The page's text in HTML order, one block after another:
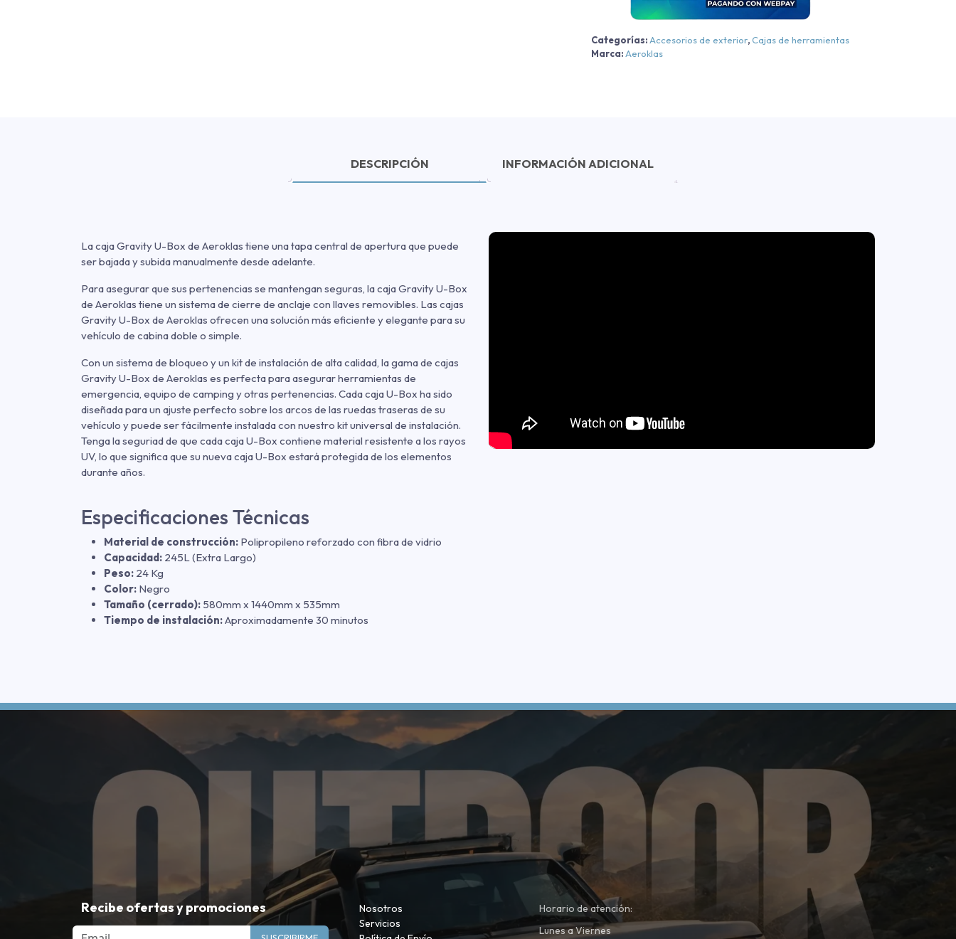
2021-
cantidad
Categorías: Accesorios de exterior,Cajas de herramientas
Marca: Aeroklas
DESCRIPCIÓN INFORMACIÓN ADICIONAL
La caja Gravity U-Box de Aeroklas tiene una tapa central de apertura que puede
ser bajada y subida manualmente desde adelante.
Para asegurar que sus pertenencias se mantengan seguras, la caja Gravity U-Box
de Aeroklas tiene un sistema de cierre de anclaje con llaves removibles. Las cajas
Gravity U-Box de Aeroklas ofrecen una solución más eficiente y elegante para su
vehículo de cabina doble o simple.
Con un sistema de bloqueo y un kit de instalación de alta calidad, la gama de cajas
Gravity U-Box de Aeroklas es perfecta para asegurar herramientas de
emergencia, equipo de camping y otras pertenencias. Cada caja U-Box ha sido
diseñada para un ajuste perfecto sobre los arcos de las ruedas traseras de su
vehículo y puede ser fácilmente instalada con nuestro kit universal de instalación.
Tenga la seguriad de que cada caja U-Box contiene material resistente a los rayos
UV, lo que significa que su nueva caja U-Box estará protegida de los elementos
durante años.
Especificaciones Técnicas
Material de construcción: Polipropileno reforzado con fibra de vidrio
Capacidad: 245L (Extra Largo)
Peso: 24 Kg
Color: Negro
Tamaño (cerrado): 580mm x 1440mm x 535mm
Tiempo de instalación:Aproximadamente 30 minutos
Recibe ofertas y promociones
Email
Nosotros
Servicios
Horario de atención:
Lunes a Viernes